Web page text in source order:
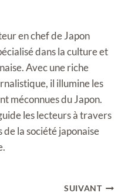
en chef de Japon
dans la culture et
Avec une riche
il illumine les
méconnues du Japon.
les lecteurs à travers
de la société japonaise
SUIVANT